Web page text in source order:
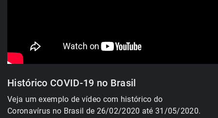
Histórico COVID-19 no Brasil
Veja um exemplo de vídeo com histórico do
Coronavírus no Brasil de 26/02/2020 até 31/05/2020.